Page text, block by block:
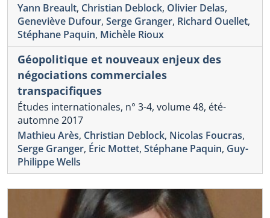
Yann Breault, Christian Deblock, Olivier Delas,
Geneviève Dufour, Serge Granger, Richard Ouellet,
Stéphane Paquin, Michèle Rioux
Géopolitique et nouveaux enjeux des
négociations commerciales
transpacifiques
Études internationales, n° 3-4, volume 48, été-
automne 2017
Mathieu Arès, Christian Deblock, Nicolas Foucras,
Serge Granger, Éric Mottet, Stéphane Paquin, Guy-
Philippe Wells